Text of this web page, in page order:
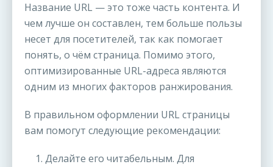
Название URL — это тоже часть контента. И
чем лучше он составлен, тем больше пользы
несет для посетителей, так как помогает
понять, о чём страница. Помимо этого,
оптимизированные URL-адреса являются
одним из многих факторов ранжирования.
В правильном оформлении URL страницы
вам помогут следующие рекомендации:
1. Делайте его читабельным. Для